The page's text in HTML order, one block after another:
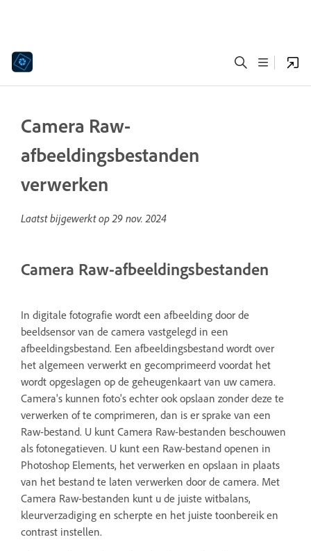
Camera Raw-
afbeeldingsbestanden
verwerken
Laatst bijgewerkt op29 nov. 2024
Camera Raw-afbeeldingsbestanden
In digitale fotografie wordt een afbeelding door de
beeldsensor van de camera vastgelegd in een
afbeeldingsbestand. Een afbeeldingsbestand wordt over
het algemeen verwerkt en gecomprimeerd voordat het
wordt opgeslagen op de geheugenkaart van uw camera.
Camera's kunnen foto's echter ook opslaan zonder deze te
verwerken of te comprimeren, dan is er sprake van een
Raw-bestand. U kunt Camera Raw-bestanden beschouwen
als fotonegatieven. U kunt een Raw-bestand openen in
Photoshop Elements, het verwerken en opslaan in plaats
van het bestand te laten verwerken door de camera. Met
Camera Raw-bestanden kunt u de juiste witbalans,
kleurverzadiging en scherpte en het juiste toonbereik en
contrast instellen.